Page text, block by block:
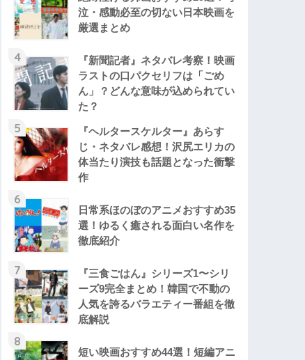
泣・感動必至の切ない日本映画を
厳選まとめ
4
『新聞記者』ネタバレ考察！映画
ラストの口パクセリフは「ごめ
ん」？どんな意味が込められてい
た？
5
『ヘルタースケルター』あらす
じ・ネタバレ感想！沢尻エリカの
体当たり演技も話題となった衝撃
作
6
日常系ほのぼのアニメおすすめ35
選！ゆるく癒される面白い名作を
徹底紹介
7
『三食ごはん』シリーズ1〜シリ
ーズ9完全まとめ！韓国で不動の
人気を誇るバラエティー番組を徹
底解説
8
短い映画おすすめ44選！短編アニ